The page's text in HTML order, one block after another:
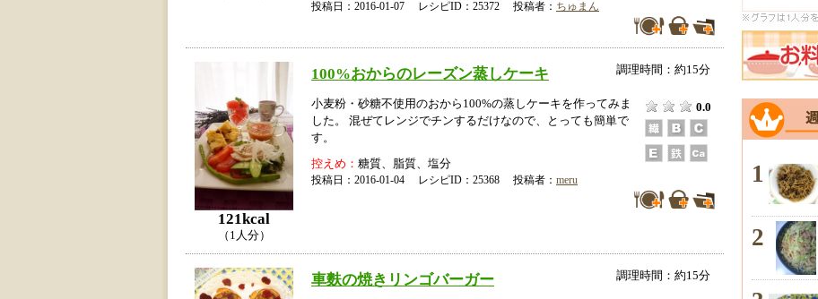
投稿日：2016-01-07 レシピID：25372 投稿者： ちゅまん
121kcal
（1人分）
100%おからのレーズン蒸しケーキ 調理時間：約15分
小麦粉・砂糖不使用のおから100%の蒸しケーキを作ってみま
した。 混ぜてレンジでチンするだけなので、とっても簡単で
す。
0.0
控えめ： 糖質、脂質、塩分
投稿日：2016-01-04 レシピID：25368 投稿者： meru
車麩の焼きリンゴバーガー 調理時間：約15分
1
2